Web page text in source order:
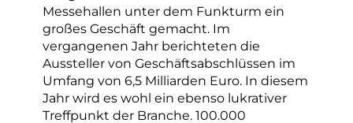
Messehallen unter dem Funkturm ein
großes Geschäft gemacht. Im
vergangenen Jahr berichteten die
Aussteller von Geschäftsabschlüssen im
Umfang von 6,5 Milliarden Euro. In diesem
Jahr wird es wohl ein ebenso lukrativer
Treffpunkt der Branche. 100.000